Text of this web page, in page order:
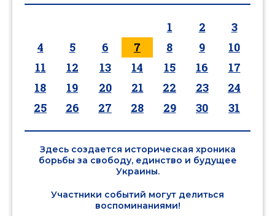
1 2
3
4
5 6 7 8 9
10
11
12 13 14 15 16
17
18
19 20 21 22 23
24
25
26 27 28 29 30 31
Здесь создается историческая хроника
борьбы за свободу, единство и будущее
Украины.
Участники событий могут делиться
воспоминаниями!